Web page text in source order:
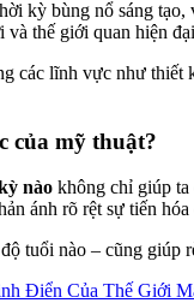
kỳ bùng nổ sáng tạo,
và thế giới quan hiện
các lĩnh vực như
của mỹ thuật?
nào không chỉ giúp ta
ánh rõ rệt sự tiến
tuổi nào – cũng giúp
Điển Của Thế Giới